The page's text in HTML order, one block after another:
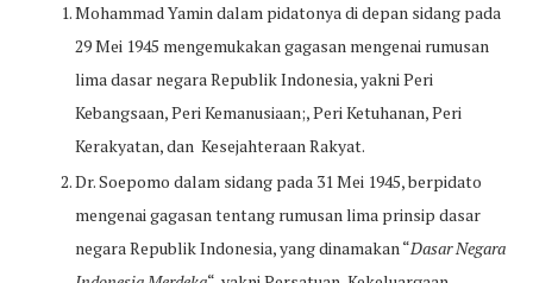
Mohammad Yamin dalam pidatonya di depan sidang pada
29 Mei 1945 mengemukakan gagasan mengenai rumusan
lima dasar negara Republik Indonesia, yakni Peri
Kebangsaan, Peri Kemanusiaan;, Peri Ketuhanan, Peri
Kerakyatan, dan Kesejahteraan Rakyat.
Dr. Soepomo dalam sidang pada 31 Mei 1945, berpidato
mengenai gagasan tentang rumusan lima prinsip dasar
negara Republik Indonesia, yang dinamakan “Dasar Negara